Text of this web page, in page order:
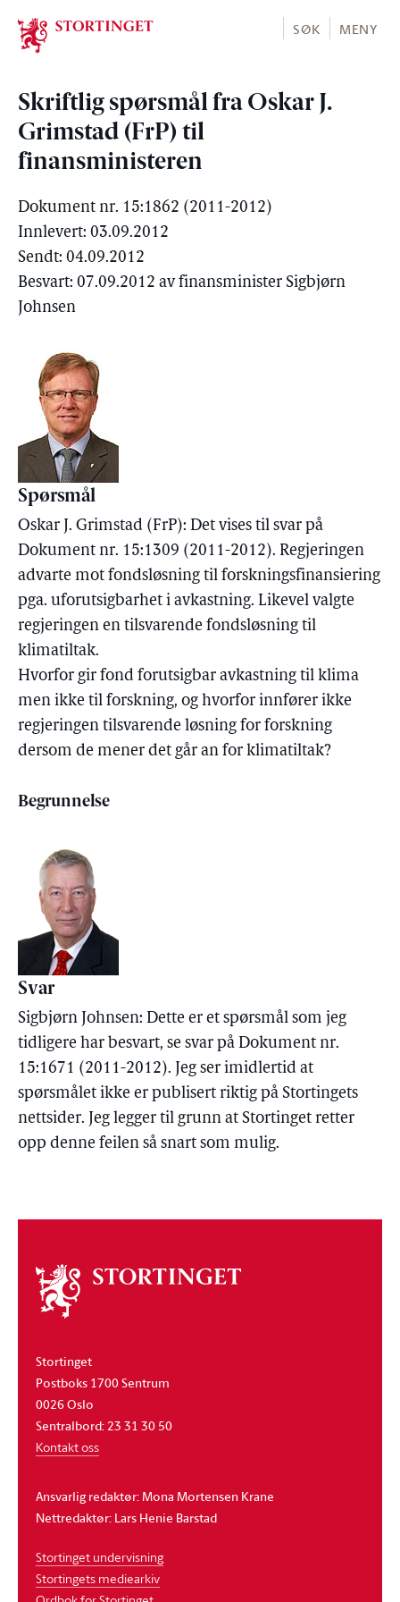
Stortinget.no
SØK MENY
Skriftlig spørsmål fra Oskar J.
Grimstad (FrP) til
finansministeren
Dokument nr. 15:1862 (2011-2012)
Innlevert: 03.09.2012
Sendt: 04.09.2012
Besvart: 07.09.2012 av finansminister Sigbjørn
Johnsen
Spørsmål
Oskar J. Grimstad (FrP): Det vises til svar på
Dokument nr. 15:1309 (2011-2012). Regjeringen
advarte mot fondsløsning til forskningsfinansiering
pga. uforutsigbarhet i avkastning. Likevel valgte
regjeringen en tilsvarende fondsløsning til
klimatiltak.
Hvorfor gir fond forutsigbar avkastning til klima
men ikke til forskning, og hvorfor innfører ikke
regjeringen tilsvarende løsning for forskning
dersom de mener det går an for klimatiltak?
Begrunnelse
Svar
Sigbjørn Johnsen: Dette er et spørsmål som jeg
tidligere har besvart, se svar på Dokument nr.
15:1671 (2011-2012). Jeg ser imidlertid at
spørsmålet ikke er publisert riktig på Stortingets
nettsider. Jeg legger til grunn at Stortinget retter
opp denne feilen så snart som mulig.
Om
stortinget
Stortinget
Postboks 1700 Sentrum
0026 Oslo
Sentralbord: 23 31 30 50
Kontakt oss
Ansvarlig redaktør: Mona Mortensen Krane
Nettredaktør: Lars Henie Barstad
Stortinget undervisning
Stortingets mediearkiv